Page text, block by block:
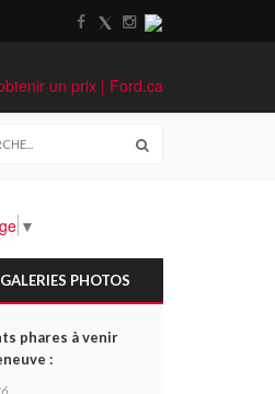
▼
GALERIES PHOTOS
phares à venir
:
légende (+